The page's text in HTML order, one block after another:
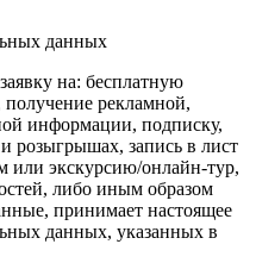
данных
на: бесплатную
рекламной,
информации, подписку,
розыгрышах, запись в лист
или экскурсию/онлайн-тур,
либо иным образом
принимает настоящее
данных, указанных в